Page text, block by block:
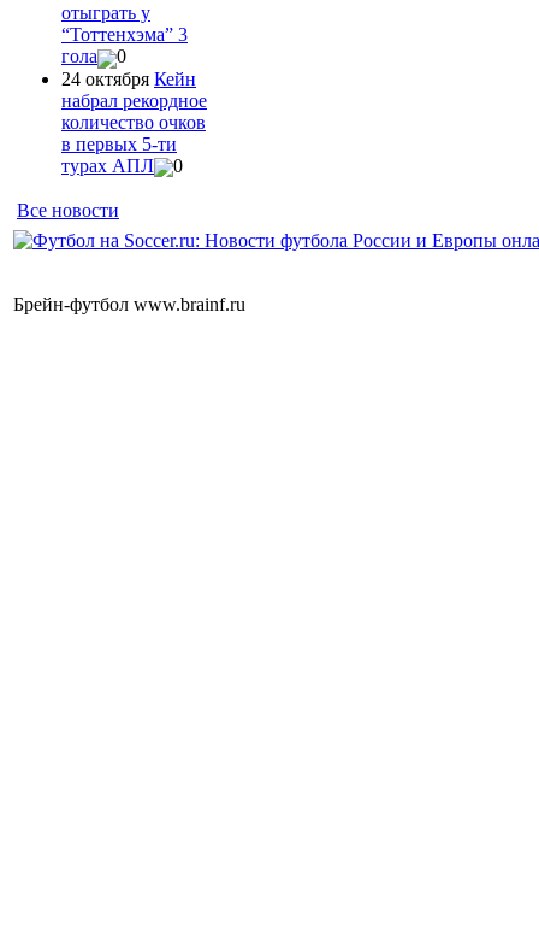
отыграть у
“Тоттенхэма” 3
гола
0
24 октября Кейн
набрал рекордное
количество очков
в первых 5-ти
турах АПЛ
0
Все новости
Брейн-футбол www.brainf.ru